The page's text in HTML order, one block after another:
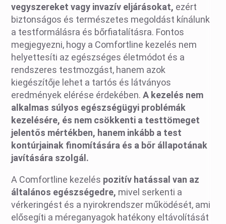
vegyszereket vagy invazív eljárásokat, ezért
biztonságos és természetes megoldást kínálunk
a testformálásra és bőrfiatalításra. Fontos
megjegyezni, hogy a Comfortline kezelés nem
helyettesíti az egészséges életmódot és a
rendszeres testmozgást, hanem azok
kiegészítője lehet a tartós és látványos
eredmények elérése érdekében. A kezelés nem
alkalmas súlyos egészségügyi problémák
kezelésére, és nem csökkenti a testtömeget
jelentős mértékben, hanem inkább a test
kontúrjainak finomítására és a bőr állapotának
javítására szolgál.
A Comfortline kezelés pozitív hatással van az
általános egészségedre, mivel serkenti a
vérkeringést és a nyirokrendszer működését, ami
elősegíti a méreganyagok hatékony eltávolítását